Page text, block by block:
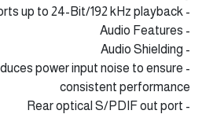
- Supports up to 24-Bit/192 kHz playback
- Audio Features
- Audio Shielding
power input noise to ensure
consistent performance
- Rear optical S/PDIF out port